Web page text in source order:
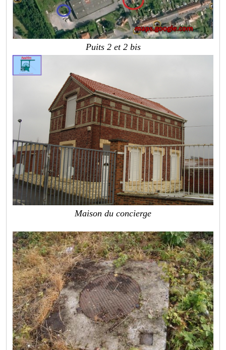
Puits 2 et 2 bis
Maison du concierge